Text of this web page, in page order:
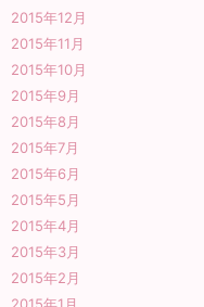
2015年12月
2015年11月
2015年10月
2015年9月
2015年8月
2015年7月
2015年6月
2015年5月
2015年4月
2015年3月
2015年2月